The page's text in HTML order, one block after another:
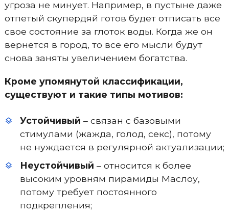
угроза не минует. Например, в пустыне даже
отпетый скупердяй готов будет отписать все
свое состояние за глоток воды. Когда же он
вернется в город, то все его мысли будут
снова заняты увеличением богатства.
Кроме упомянутой классификации,
существуют и такие типы мотивов:
Устойчивый – связан с базовыми
стимулами (жажда, голод, секс), потому
не нуждается в регулярной актуализации;
Неустойчивый – относится к более
высоким уровням пирамиды Маслоу,
потому требует постоянного
подкрепления;